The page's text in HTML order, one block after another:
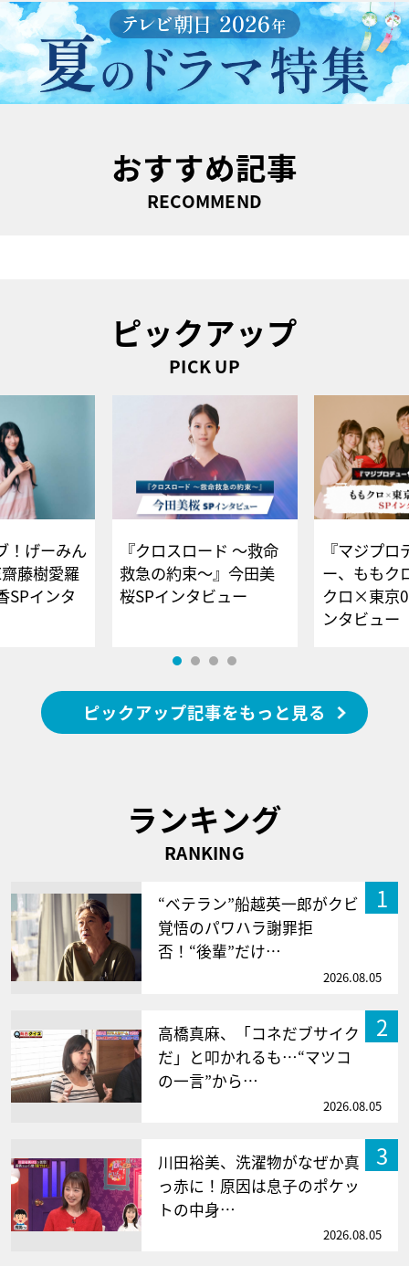
おすすめ記事
RECOMMEND
ピックアップ
PICK UP
！げーみん
藤樹愛羅
SPインタ
『クロスロード ～救命
救急の約束～』今田美
桜SPインタビュー
『マジプロ
ー、ももク
クロ×東京
ンタビュー
ピックアップ記事をもっと見る
ランキング
RANKING
1
“ベテラン”船越英一郎がクビ
覚悟のパワハラ謝罪拒
否！“後輩”だけ…
2026.08.05
2
高橋真麻、「コネだブサイク
だ」と叩かれるも…“マツコ
の一言”から…
2026.08.05
3
川田裕美、洗濯物がなぜか真
っ赤に！原因は息子のポケッ
トの中身…
2026.08.05